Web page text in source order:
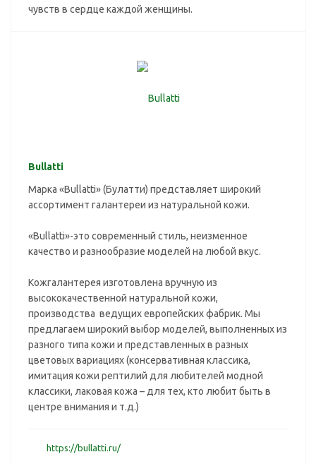
чувств в сердце каждой женщины.
Bullatti
Марка «Bullatti» (Булатти) представляет широкий
ассортимент галантереи из натуральной кожи.
«Bullatti»-это современный стиль, неизменное
качество и разнообразие моделей на любой вкус.
Кожгалантерея изготовлена вручную из
высококачественной натуральной кожи,
производства ведущих европейских фабрик. Мы
предлагаем широкий выбор моделей, выполненных из
разного типа кожи и представленных в разных
цветовых вариациях (консервативная классика,
имитация кожи рептилий для любителей модной
классики, лаковая кожа – для тех, кто любит быть в
центре внимания и т.д.)
https://bullatti.ru/